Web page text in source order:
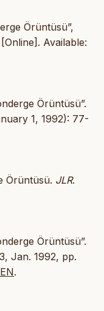
Örüntüsü”,
Available:
Örüntüsü”.
1, 1992): 77-
Örüntüsü. JLR.
Örüntüsü”.
Jan. 1992, pp.
.